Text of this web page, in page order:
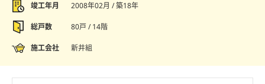
竣工年月 2008年02月 / 築18年
総戸数 80戸 / 14階
施工会社 新井組